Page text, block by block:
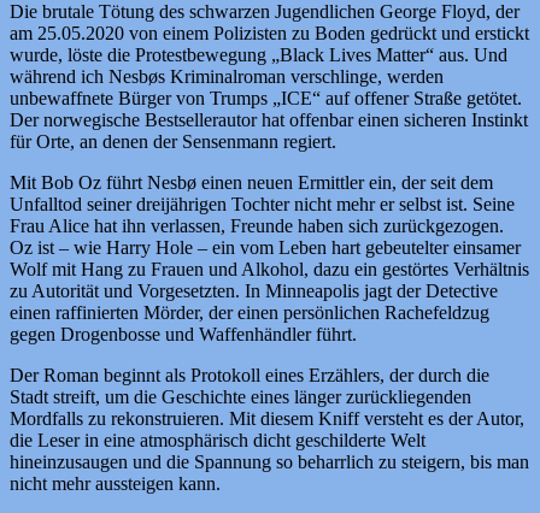
Die brutale Tötung des schwarzen Jugendlichen George Floyd, der
am 25.05.2020 von einem Polizisten zu Boden gedrückt und erstickt
wurde, löste die Protestbewegung „Black Lives Matter“ aus. Und
während ich Nesbøs Kriminalroman verschlinge, werden
unbewaffnete Bürger von Trumps „ICE“ auf offener Straße getötet.
Der norwegische Bestsellerautor hat offenbar einen sicheren Instinkt
für Orte, an denen der Sensenmann regiert.
Mit Bob Oz führt Nesbø einen neuen Ermittler ein, der seit dem
Unfalltod seiner dreijährigen Tochter nicht mehr er selbst ist. Seine
Frau Alice hat ihn verlassen, Freunde haben sich zurückgezogen.
Oz ist – wie Harry Hole – ein vom Leben hart gebeutelter einsamer
Wolf mit Hang zu Frauen und Alkohol, dazu ein gestörtes Verhältnis
zu Autorität und Vorgesetzten. In Minneapolis jagt der Detective
einen raffinierten Mörder, der einen persönlichen Rachefeldzug
gegen Drogenbosse und Waffenhändler führt.
Der Roman beginnt als Protokoll eines Erzählers, der durch die
Stadt streift, um die Geschichte eines länger zurückliegenden
Mordfalls zu rekonstruieren. Mit diesem Kniff versteht es der Autor,
die Leser in eine atmosphärisch dicht geschilderte Welt
hineinzusaugen und die Spannung so beharrlich zu steigern, bis man
nicht mehr aussteigen kann.